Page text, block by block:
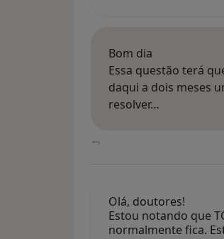
Bom dia
Essa questão terá
daqui a dois meses
resolver…
Olá, doutores!
Estou notando que
normalmente fica.